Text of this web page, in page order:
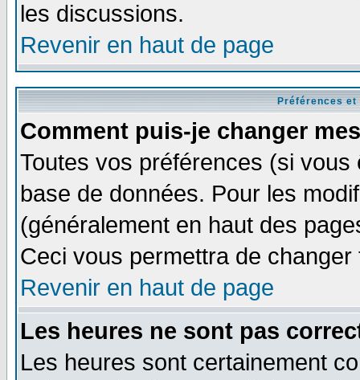
les discussions.
Revenir en haut de page
Préférences
Comment puis-je changer
Toutes vos préférences (si
base de données. Pour les
(généralement en haut des
Ceci vous permettra de
Revenir en haut de page
Les heures ne sont pas
Les heures sont certainement